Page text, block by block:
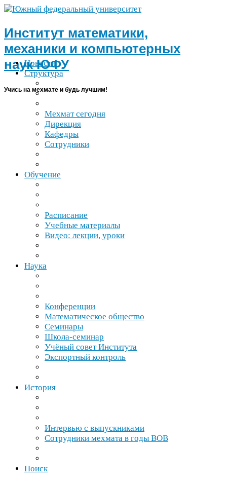
Институт математики,
механики и компьютерных
наукЮФУ
Учись на мехмате и будь лучшим!
Новости
Структура
Мехмат сегодня
Дирекция
Кафедры
Сотрудники
Обучение
Расписание
Учебные материалы
Видео: лекции, уроки
Наука
Конференции
Математическое общество
Семинары
Школа-​семинар
Учёный совет Института
Экспортный контроль
История
Интервью с выпускниками
Сотрудники мехмата в годы ВОВ
Поиск